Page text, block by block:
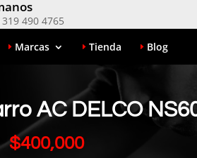
319 490 4765
Marcas Tienda Blog
AC DELCO
$400,000